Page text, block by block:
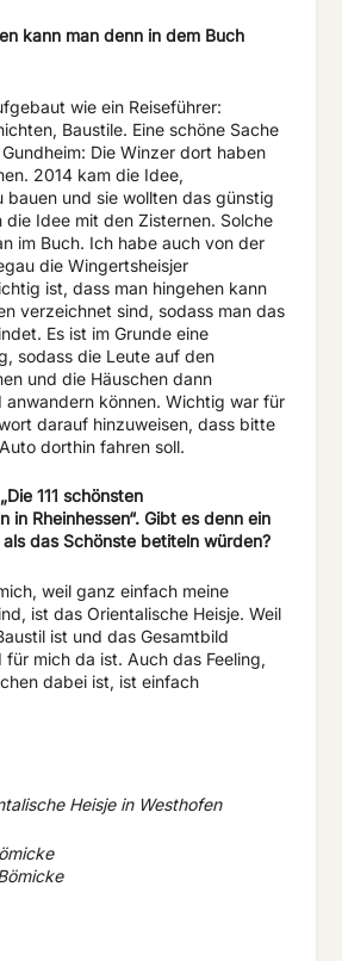
kann man denn in dem Buch
wie ein Reiseführer:
Baustile. Eine schöne Sache
Die Winzer dort haben
2014 kam die Idee,
bauen und sie wollten das günstig
die Idee mit den Zisternen. Solche
im Buch. Ich habe auch von der
die Wingertsheisjer
ist, dass man hingehen kann
verzeichnet sind, sodass man das
Es ist im Grunde eine
sodass die Leute auf den
und die Häuschen dann
können. Wichtig war für
darauf hinzuweisen, dass bitte
dorthin fahren soll.
111 schönsten
in Rheinhessen“. Gibt es denn ein
das Schönste betiteln würden?
weil ganz einfach meine
ist das Orientalische Heisje. Weil
ist und das Gesamtbild
mich da ist. Auch das Feeling,
dabei ist, ist einfach
Heisje in Westhofen